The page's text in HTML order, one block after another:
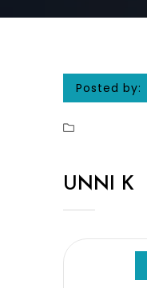
Posted by:
UNNI K